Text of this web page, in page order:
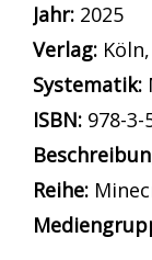
Suche nach
Jahr: 2025
Verlag:
opens in
Diesen Link
Systematik:
Suche nach
ISBN: 978-3-
Reihe:
Suche nach